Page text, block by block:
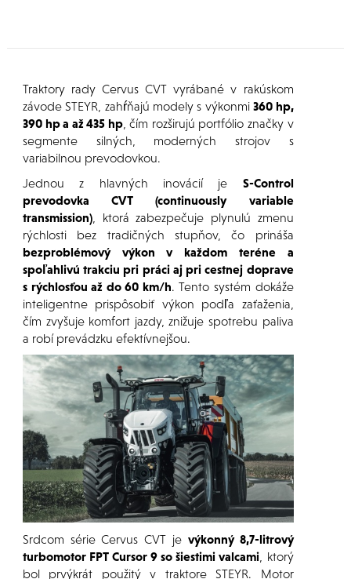
Traktory rady Cervus CVT vyrábané v rakúskom
závode STEYR, zahŕňajú modely s výkonmi360 hp,
390 hp a až 435 hp, čím rozširujú portfólio značky v
segmente silných, moderných strojov s
variabilnou prevodovkou.
Jednou z hlavných inovácií je S-Control
prevodovka CVT (continuously variable
transmission), ktorá zabezpečuje plynulú zmenu
rýchlosti bez tradičných stupňov, čo prináša
bezproblémový výkon v každom teréne a
spoľahlivú trakciu pri práci aj pri cestnej doprave
s rýchlosťou až do 60 km/h. Tento systém dokáže
inteligentne prispôsobiť výkon podľa zaťaženia,
čím zvyšuje komfort jazdy, znižuje spotrebu paliva
a robí prevádzku efektívnejšou.
Srdcom série Cervus CVT je výkonný 8,7-litrový
turbomotor FPT Cursor 9 so šiestimi valcami , ktorý
bol prvýkrát použitý v traktore STEYR. Motor